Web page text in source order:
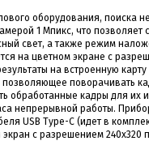
это
мм.
CONDTROL
лазерная
30 метров.
кнопкой
удобно даже
измерения
оборудования, поиска
1 Мпикс, что позволяет
свет, а также режим
на цветном экране с
на встроенную
поворачивать
обработанные кадры для
непрерывной работы.
USB Type-C (идет в
с разрешением 240x320